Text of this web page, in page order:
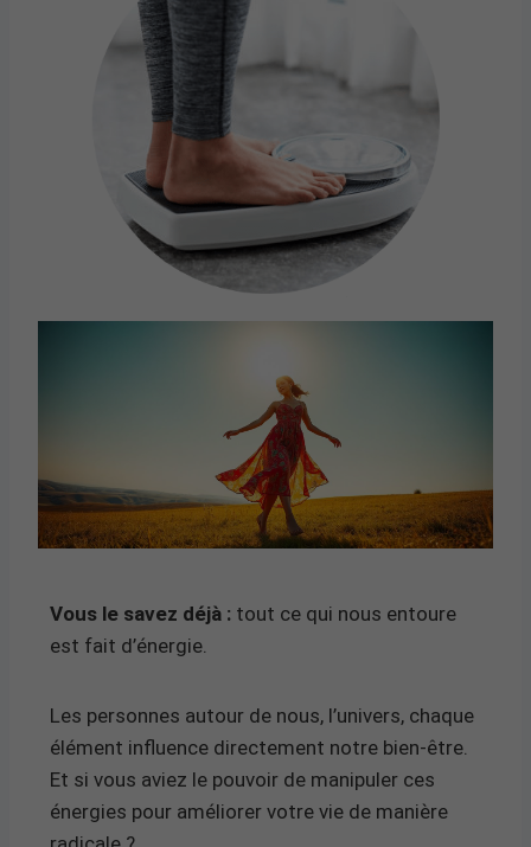
Vous le savez déjà : tout ce qui nous entoure
est fait d’énergie.
Les personnes autour de nous, l’univers, chaque
élément influence directement notre bien-être.
Et si vous aviez le pouvoir de manipuler ces
énergies pour améliorer votre vie de manière